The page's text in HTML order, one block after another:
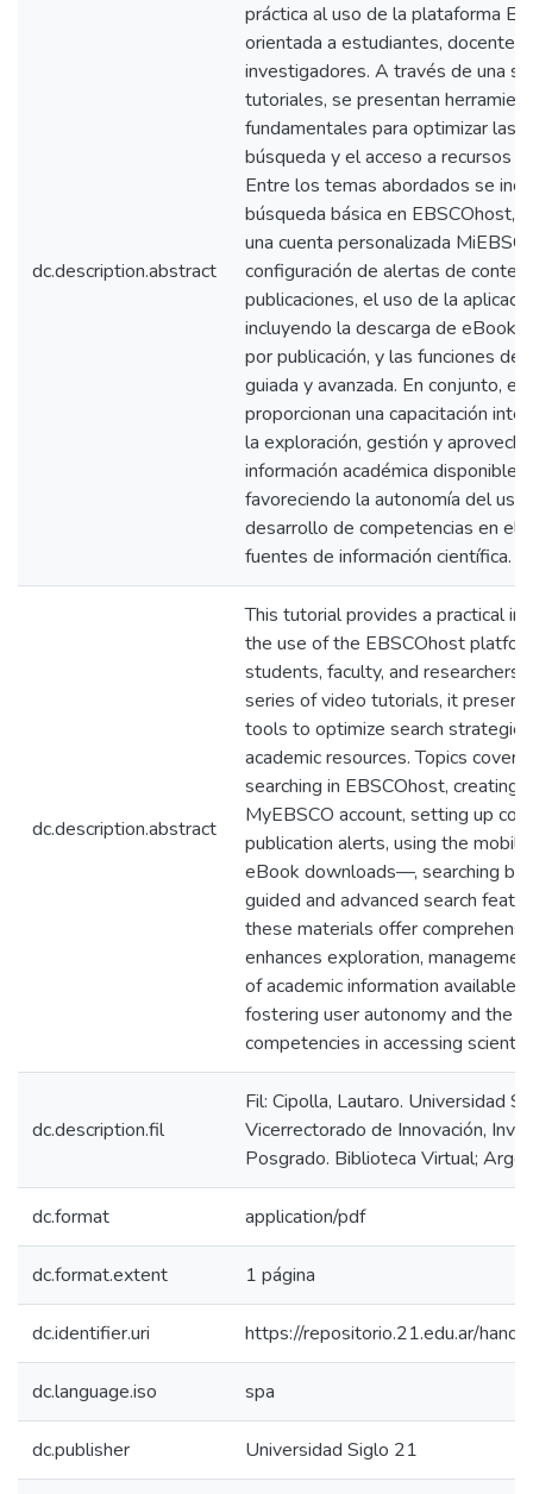
dc.description.abstract
práctica al uso de la plataforma
orientada a estudiantes, docentes
investigadores. A través de una
tutoriales, se presentan
fundamentales para optimizar las
búsqueda y el acceso a recursos
Entre los temas abordados se
búsqueda básica en EBSCOhost,
una cuenta personalizada
configuración de alertas de
publicaciones, el uso de la
incluyendo la descarga de
por publicación, y las funciones de
guiada y avanzada. En conjunto,
proporcionan una capacitación
la exploración, gestión y
información académica disponible
favoreciendo la autonomía del
desarrollo de competencias en el
fuentes de información científica.
dc.description.abstract
This tutorial provides a practical
the use of the EBSCOhost
students, faculty, and researchers.
series of video tutorials, it
tools to optimize search
academic resources. Topics
searching in EBSCOhost, creating
MyEBSCO account, setting up
publication alerts, using the
eBook downloads—, searching by
guided and advanced search
these materials offer
enhances exploration,
of academic information available
fostering user autonomy and the
competencies in accessing
dc.description.fil
Fil: Cipolla, Lautaro. Universidad
Vicerrectorado de Innovación,
Posgrado. Biblioteca Virtual;
dc.format application/pdf
dc.format.extent 1 página
dc.identifier.uri https://repositorio.21.edu.ar/
dc.language.iso spa
dc.publisher Universidad Siglo 21